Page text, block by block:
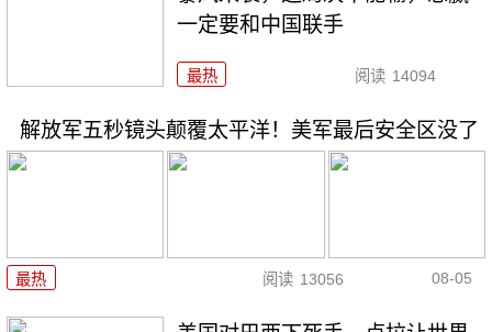
一定要和中国联手
最热 阅读 14094
解放军五秒镜头颠覆太平洋！美军最后安全区没了
最热 阅读 13056 08-05